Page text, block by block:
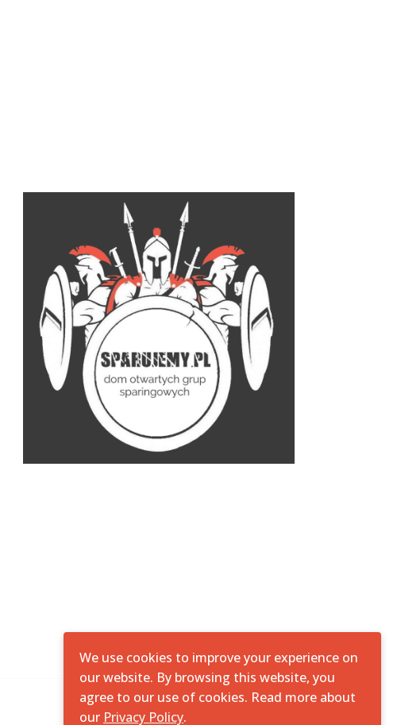
We use cookies to improve your experience on
our website. By browsing this website, you
agree to our use of cookies. Read more about
our Privacy Policy.